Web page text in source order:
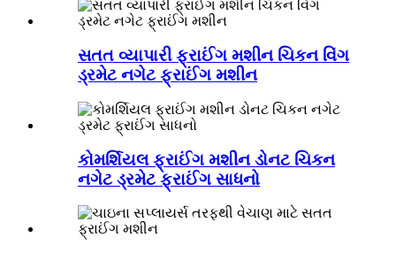
સતત વ્યાપારી ફ્રાઈંગ મશીન ચિકન વિંગ
ડ્રમેટ નગેટ ફ્રાઈંગ મશીન
કોમર્શિયલ ફ્રાઈંગ મશીન ડોનટ ચિકન
નગેટ ડ્રમેટ ફ્રાઈંગ સાધનો